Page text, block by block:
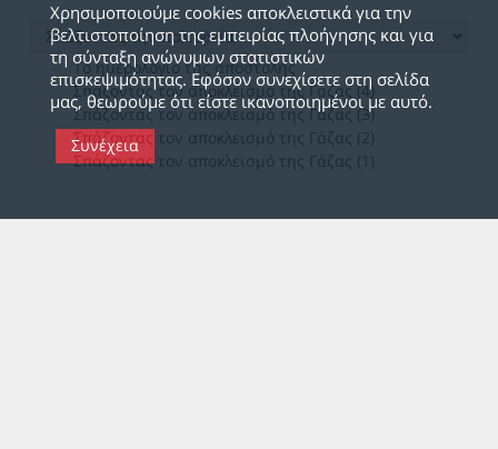
Σπάζοντας την πολιορκία
Το ημερολόγιο της αποστολής
Σπάζοντας τον αποκλεισμό της Γάζας (4)
Σπάζοντας τον αποκλεισμό της Γάζας (3)
Σπάζοντας τον αποκλεισμό της Γάζας (2)
Σπάζοντας τον αποκλεισμό της Γάζας (1)
Χρησιμοποιούμε cookies αποκλειστικά για την
βελτιστοποίηση της εμπειρίας πλοήγησης και για
τη σύνταξη ανώνυμων στατιστικών
επισκεψιμότητας. Εφόσον συνεχίσετε στη σελίδα
μας, θεωρούμε ότι είστε ικανοποιημένοι με αυτό.
Συνέχεια